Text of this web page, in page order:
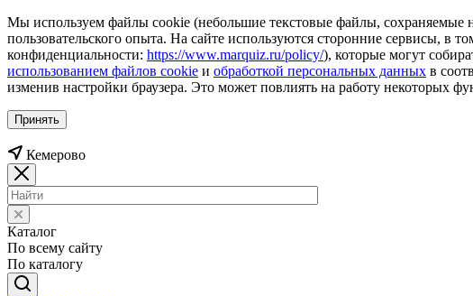
Мы используем файлы cookie (небольшие текстовые файлы, сохраняемые
пользовательского опыта. На сайте используются сторонние сервисы, в
конфиденциальности: https://www.marquiz.ru/policy/), которые могут
использованием файлов cookie и обработкой персональных данных в
изменив настройки браузера. Это может повлиять на работу некоторых
Принять
Кемерово
Каталог
По всему сайту
По каталогу